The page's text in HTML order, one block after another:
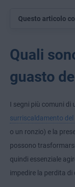
Questo articolo
Quali
guasto
I segni più comuni di
surriscaldamento
o un ronzio) e la
possono
quindi essenziale
impedire la perdita di